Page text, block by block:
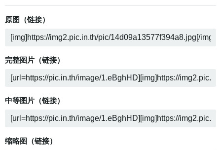
原图（链接）
完整图片（链接）
中等图片（链接）
缩略图（链接）